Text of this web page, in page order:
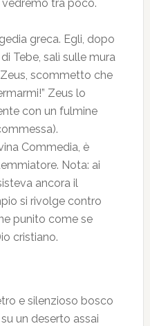
tra poco.
greca. Egli, dopo
Tebe, salì sulle mura
Zeus, scommetto che
Zeus lo
con un fulmine
Commedia, è
Nota: ai
ancora il
si rivolge contro
punito come se
cristiano.
e silenzioso bosco
un deserto assai